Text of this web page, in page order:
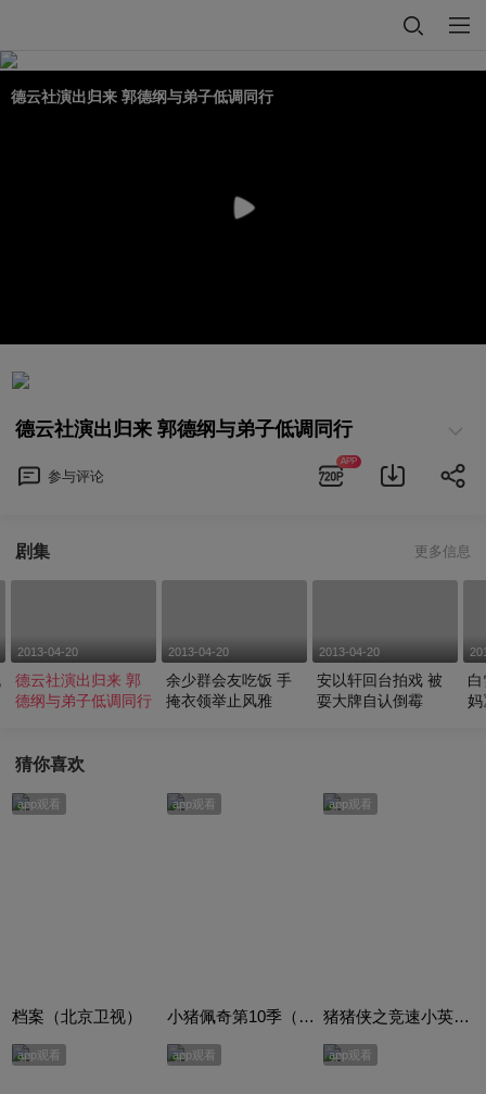
德云社演出归来 郭德纲与弟子低调同行
德云社演出归来 郭德纲与弟子低调同行
参与评论
APP
剧集 更多信息
2013-04-20
德云社演出归来 郭
德纲与弟子低调同行
2013-04-20
余少群会友吃饭 手
掩衣领举止风雅
2013-04-20
安以轩回台拍戏 被
耍大牌自认倒霉
妈
猜你喜欢
app观看
档案（北京卫视）
app观看
小猪佩奇第10季（Peppa Pig Season 10）（中文版） 有声音频
app观看
猪猪侠之竞速小英雄合集
app观看 app观看 app观看